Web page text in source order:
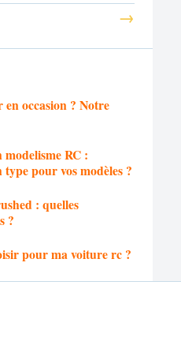
occasion ? Notre
RC :
pour vos modèles ?
: quelles
?
pour ma voiture rc ?